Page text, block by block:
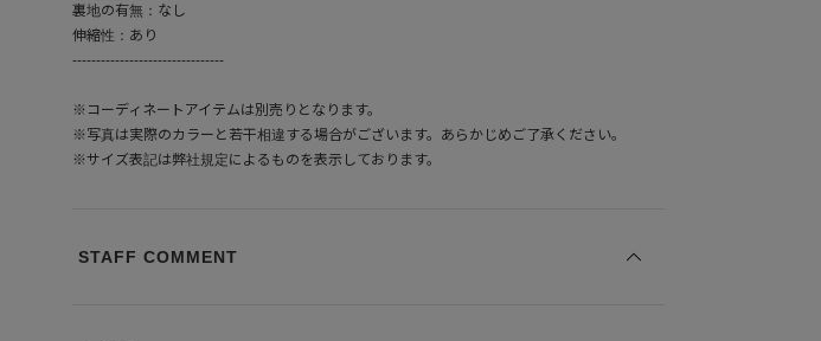
裏地の有無：なし
伸縮性：あり
--------------------------------
※コーディネートアイテムは別売りとなります。
※写真は実際のカラーと若干相違する場合がございます。あらかじめご了承ください。
※サイズ表記は弊社規定によるものを表示しております。
STAFF COMMENT